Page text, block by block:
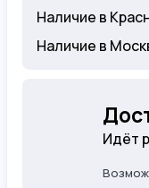
Наличие в
Наличие в
Идёт